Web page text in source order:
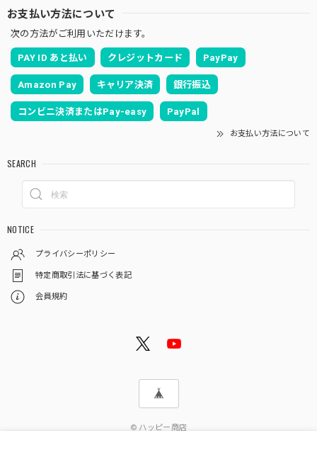
お支払い方法について
次の方法がご利用いただけます。
PAY ID あと払い クレジットカード PayPay
Amazon Pay キャリア決済 銀行振込
コンビニ決済またはPay-easy PayPal
お支払い方法について
SEARCH
NOTICE
プライバシーポリシー
特定商取引法に基づく表記
会員規約
© ハッピー商店